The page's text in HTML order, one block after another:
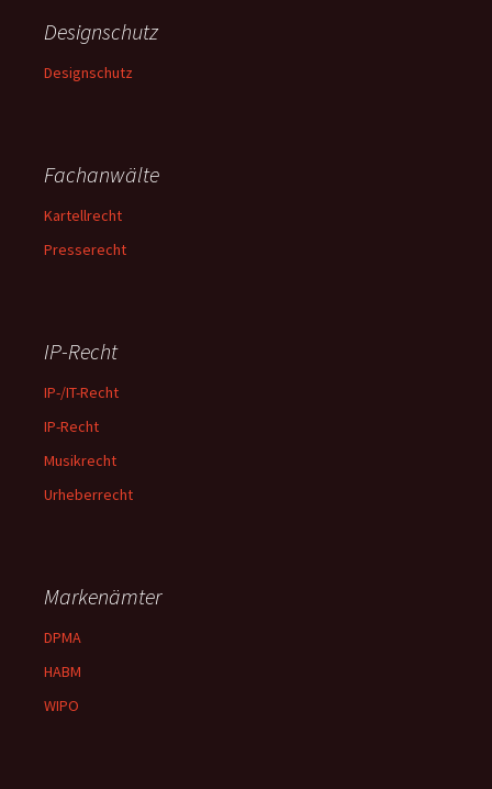
Designschutz
Designschutz
Fachanwälte
Kartellrecht
Presserecht
IP-Recht
IP-/IT-Recht
IP-Recht
Musikrecht
Urheberrecht
Markenämter
DPMA
HABM
WIPO